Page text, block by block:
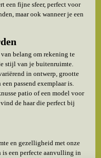
een fijne sfeer, perfect voor
maar ook wanneer je een
belang om rekening te
stijl van je buitenruimte.
in ontwerp, grootte
passend exemplaar is.
patio of een model voor
de haar die perfect bij
en gezelligheid met onze
een perfecte aanvulling in